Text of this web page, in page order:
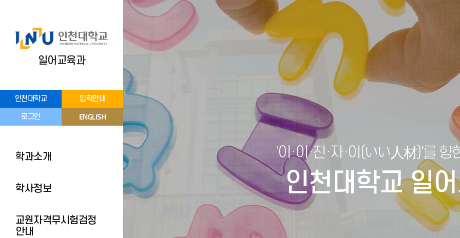
인천대학교 입학안내
로그인 ENGLISH
일어교육과
학과소개
학사정보
교원자격무시험검정
안내
'이·이·진·자·이(いい人材)'를 향
인천대학교 일